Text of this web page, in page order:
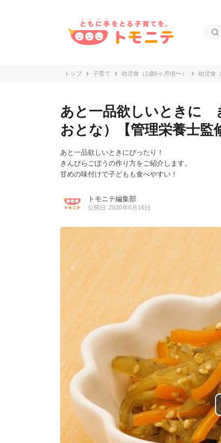
トップ 子育て 幼児食（1歳6ヶ月頃〜） 幼児食
あと一品欲しいときに
おとな）【管理栄養士監
あと一品欲しいときにぴったり！
きんぴらごぼうの作り方をご紹介します。
甘めの味付けで子どもも食べやすい！
トモニテ編集部
公開日: 2020年6月16日